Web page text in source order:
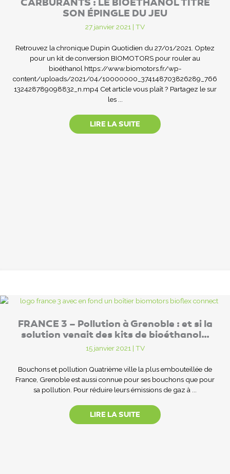
CARBURANTS : LE BIOÉTHANOL TITRE
SON ÉPINGLE DU JEU
27 janvier 2021 | TV
Retrouvez la chronique Dupin Quotidien du 27/01/2021. Optez
pour un kit de conversion BIOMOTORS pour rouler au
bioéthanol https://www.biomotors.fr/wp-
content/uploads/2021/04/10000000_374148703826289_766
132428789098832_n.mp4 Cet article vous plaît ? Partagez le sur
les ...
LIRE LA SUITE
FRANCE 3 – Pollution à Grenoble : et si la
solution venait des kits de bioéthanol…
15 janvier 2021 | TV
Bouchons et pollution Quatrième ville la plus embouteillée de
France, Grenoble est aussi connue pour ses bouchons que pour
sa pollution. Pour réduire leurs émissions de gaz à ...
LIRE LA SUITE